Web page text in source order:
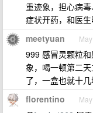
重迹象，担心病
症状开药，和医生
meetyuan
999 感冒灵颗粒
象，喝一顿第二
了，一盒也就十几
florentino